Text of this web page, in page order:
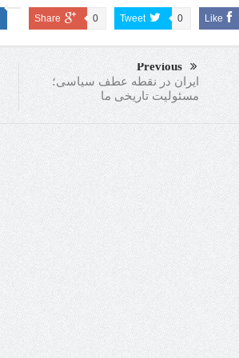
Like
Tweet 0
Share 0
Previous
ایران در نقطه عطف سیاسی؛
مسئولیت تاریخی ما